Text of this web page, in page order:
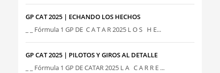
GP CAT 2025 | ECHANDO LOS HECHOS
_ _ Fórmula 1 GP DE C A T A R 2025 L O S H E...
GP CAT 2025 | PILOTOS Y GIROS AL DETALLE
_ _ Fórmula 1 GP DE CATAR 2025 L A C A R R E ...